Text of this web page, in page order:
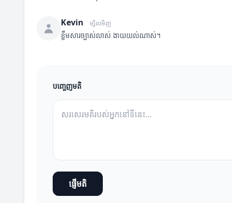
Kevin ម្សិលមិញ
ខ្លឹមសារច្បាស់លាស់ ងាយយល់ណាស់។
បញ្ចេញមតិ
ផ្ញើមតិ